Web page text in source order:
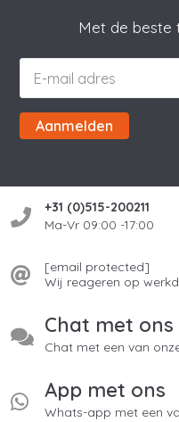
Met de beste
Aanmelden
+31 (0)515-200211
Ma-Vr 09:00 -17:00
[email protected]
Wij reageren op
Chat met ons
Chat met een van
App met ons
Whats-app met een